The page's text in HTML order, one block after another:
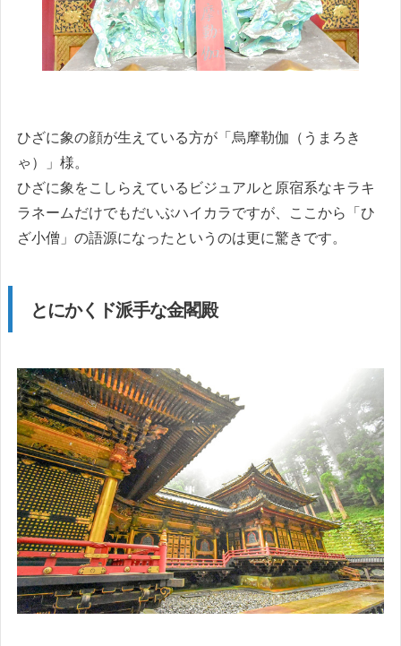
ひざに象の顔が生えている方が「烏摩勒伽（うまろき
ゃ）」様。
ひざに象をこしらえているビジュアルと原宿系なキラキ
ラネームだけでもだいぶハイカラですが、ここから「ひ
ざ小僧」の語源になったというのは更に驚きです。
とにかくド派手な金閣殿